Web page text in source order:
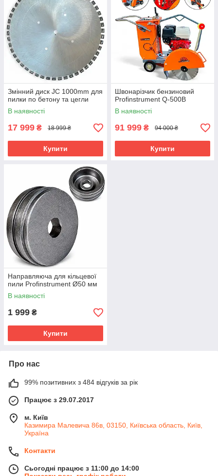
Змінний диск JC 1000mm для
пилки по бетону та цегли
В наявності
17 999 ₴ 18 999 ₴
Купити
Швонарізчик бензиновий
Profinstrument Q-500B
В наявності
91 999 ₴ 94 000 ₴
Купити
Направляюча для кільцевої
пили Profinstrument Ø50 мм
В наявності
1 999 ₴
Купити
Про нас
99% позитивних з 484 відгуків за рік
Працює з 29.07.2017
м. Київ
Казимира Малевича 86в, 03150, Київська область, Київ,
Україна
Контакти
Сьогодні працює з 11:00 до 14:00